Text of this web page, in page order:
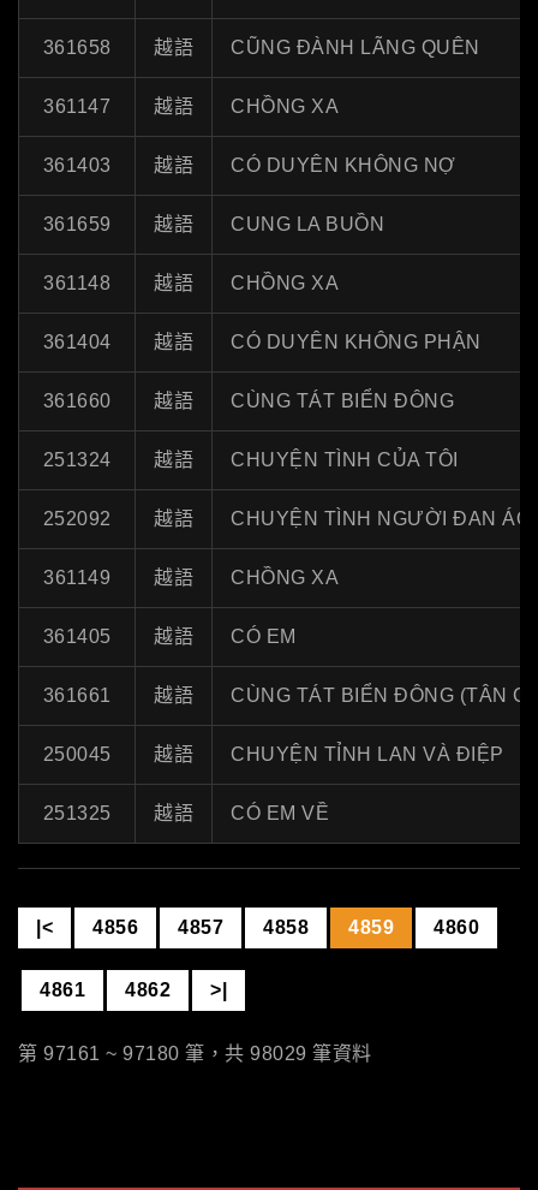
361658 越語 CŨNG ĐÀNH LÃNG QUÊN
361147 越語 CHỒNG XA
361403 越語 CÓ DUYÊN KHÔNG NỢ
361659 越語 CUNG LA BUỒN
361148 越語 CHỒNG XA
361404 越語 CÓ DUYÊN KHÔNG PHẬN
361660 越語 CÙNG TÁT BIỂN ĐÔNG
251324 越語 CHUYỆN TÌNH CỦA TÔI
252092 越語 CHUYỆN TÌNH NGƯỜI ĐAN ÁO
361149 越語 CHỒNG XA
361405 越語 CÓ EM
361661 越語 CÙNG TÁT BIỂN ĐÔNG (TÂN
250045 越語 CHUYỆN TỈNH LAN VÀ ĐIỆP
251325 越語 CÓ EM VỀ
|< 4856 4857 4858 4859 4860
4861 4862 >|
第 97161 ~ 97180 筆，共 98029 筆資料